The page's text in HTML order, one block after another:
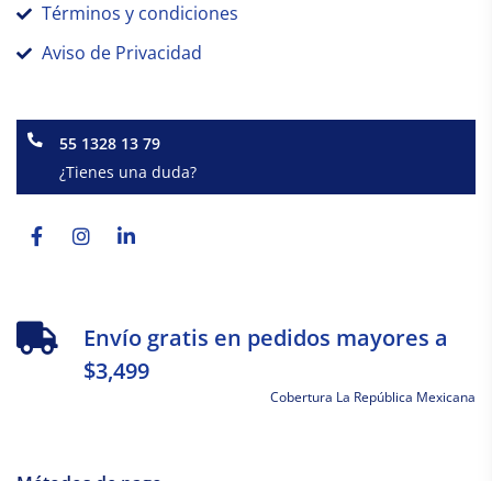
Términos y condiciones
Aviso de Privacidad
55 1328 13 79
¿Tienes una duda?
f
Envío gratis en pedidos mayores a
$3,499
Cobertura La República Mexicana